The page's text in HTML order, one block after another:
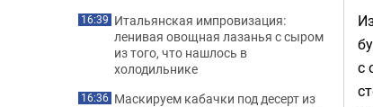
с
16:39 Итальянская импровизация:
ленивая овощная лазанья с сыром
из того, что нашлось в
холодильнике
16:36 Маскируем кабачки под десерт из